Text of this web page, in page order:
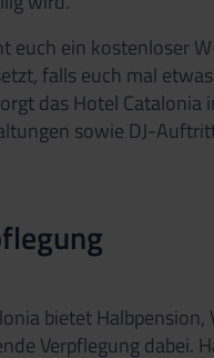
euch ein kostenloser
falls euch mal
das Hotel Catalonia
sowie DJ-
bietet
Verpflegung dabei.